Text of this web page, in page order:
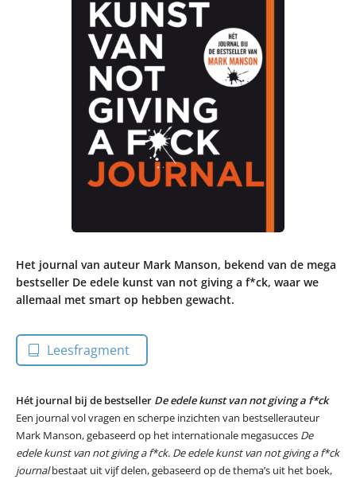
Het journal van auteur Mark Manson, bekend van de mega
bestseller De edele kunst van not giving a f*ck, waar we
allemaal met smart op hebben gewacht.
Leesfragment
Hét journal bij de bestseller De edele kunst van not giving a f*ck
Een journal vol vragen en scherpe inzichten van bestsellerauteur
Mark Manson, gebaseerd op het internationale megasucces De
edele kunst van not giving a f*ck. De edele kunst van not giving a f*ck
journalbestaat uit vijf delen, gebaseerd op de thema’s uit het boek,